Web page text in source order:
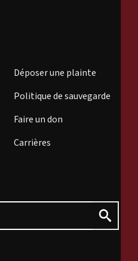
Déposer une plainte
Politique de sauvegarde
Faire un don
Carrières